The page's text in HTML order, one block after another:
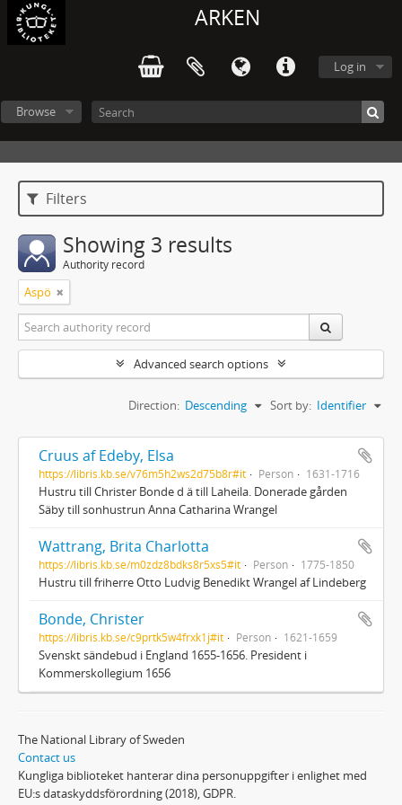
ARKEN
Log in
Browse
Filters
Showing 3 results
Authority record
Aspö
Advanced search options
Sort by: Identifier
Direction: Descending
Cruus af Edeby, Elsa
https://libris.kb.se/v76m5h2ws2d75b8r#it Person 1631-1716
Hustru till Christer Bonde d ä till Laheila. Donerade gården
Säby till sonhustrun Anna Catharina Wrangel
Wattrang, Brita Charlotta
https://libris.kb.se/m0zdz8bdks8r5xs5#it Person 1775-1850
Hustru till friherre Otto Ludvig Benedikt Wrangel af Lindeberg
Bonde, Christer
https://libris.kb.se/c9prtk5w4frxk1j#it Person 1621-1659
Svenskt sändebud i England 1655-1656. President i
Kommerskollegium 1656
The National Library of Sweden
Contact us
Kungliga biblioteket hanterar dina personuppgifter i enlighet med
EU:s dataskyddsförordning (2018), GDPR.